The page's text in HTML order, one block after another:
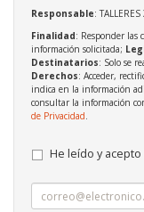
Responsable:
Finalidad: Responder las
información solicitada;
Destinatarios: Solo se
Derechos: Acceder,
indica en la información
consultar la información
de Privacidad.
He leído y acepto